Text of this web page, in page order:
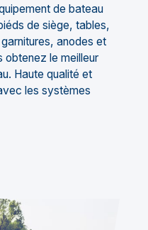
de bateau
de siège, tables,
anodes et
obtenez le meilleur
Haute qualité et
les systèmes